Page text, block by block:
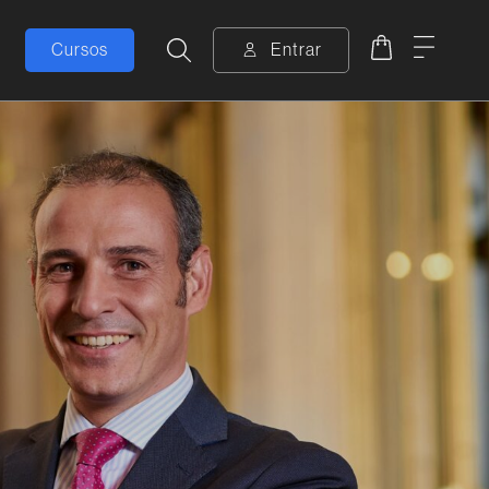
Cursos Buscar Entrar Carrito
Menú